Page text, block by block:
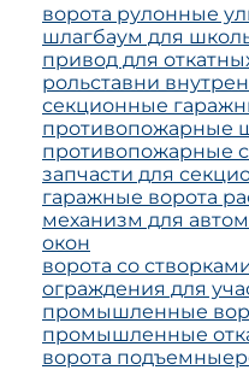
ворота рулонные
шлагбаум для
привод для
рольставни
секционные
противопожарные
противопожарные
запчасти для
гаражные ворота
механизм для
окон
ворота со
ограждения для
промышленные
промышленные
ворота подъемные